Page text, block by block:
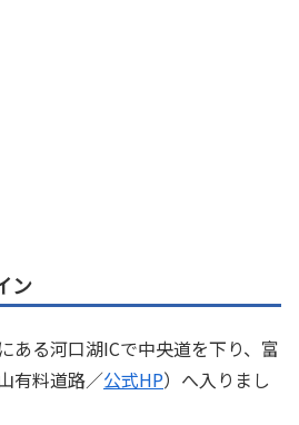
ン
ある河口湖ICで中央道を下り、富
有料道路／公式HP）へ入りまし